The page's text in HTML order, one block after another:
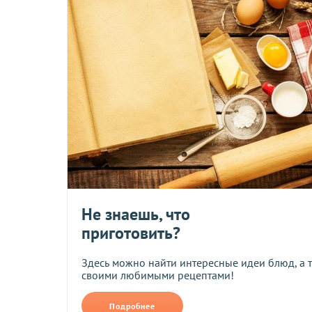
Минимальная стоимость заказа на сайте - 400 грн.
Заказы, оформленные в нашем магазине, Вы можете
• На карту ПриватБанка по реквизитам, которые будут
• Наложенным платежом при заказе на сумму от 500 грн
• Наличными или через терминал при получении товара в
При оплате по реквизитам и через платежные системы
Возврат и обмен
Не знаешь, что
приготовить?
Здесь можно найти интересные идеи блюд, а
своими любимыми рецептами!
Подробнее